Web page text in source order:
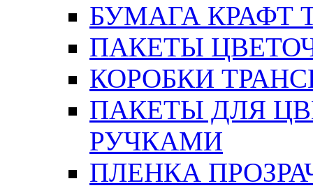
БУМАГА КРАФТ
ПАКЕТЫ
КОРОБКИ
ПАКЕТЫ ДЛЯ
РУЧКАМИ
ПЛЕНКА